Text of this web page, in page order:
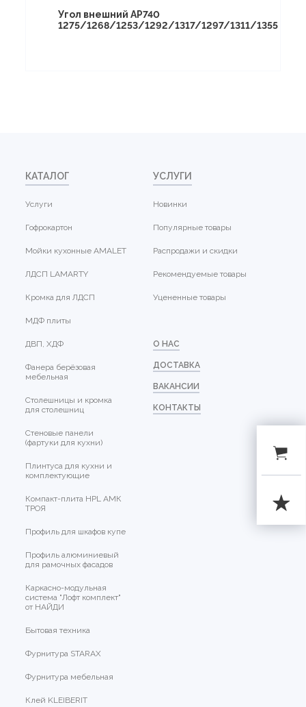
Угол внешний АР740
1275/1268/1253/1292/1317/1297/1311/1355
КАТАЛОГ
Услуги
Гофрокартон
Мойки кухонные AMALET
ЛДСП LAMARTY
Кромка для ЛДСП
МДФ плиты
ДВП, ХДФ
Фанера берёзовая
мебельная
Столешницы и кромка
для столешниц
Стеновые панели
(фартуки для кухни)
Плинтуса для кухни и
комплектующие
Компакт-плита HPL АМК
ТРОЯ
Профиль для шкафов купе
Профиль алюминиевый
для рамочных фасадов
Каркасно-модульная
система "Лофт комплект"
от НАЙДИ
Бытовая техника
Фурнитура STARAX
Фурнитура мебельная
Клей KLEIBERIT
УСЛУГИ
Новинки
Популярные товары
Распродажи и скидки
Рекомендуемые товары
Уцененные товары
О НАС
ДОСТАВКА
ВАКАНСИИ
КОНТАКТЫ